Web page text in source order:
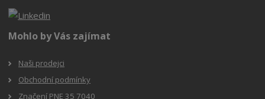
Mohlo by Vás zajímat
Naši prodejci
Obchodní podmínky
Značení PNE 35 7040